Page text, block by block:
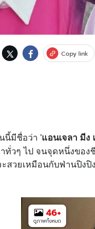
Copy link
มีชื่อว่า 'แอนเจลา มีง
วๆ ไป จนจุดหนึ่งของ
สวยเหมือนกับฟ่านปิง
46+
ดูภาพทั้งหมด